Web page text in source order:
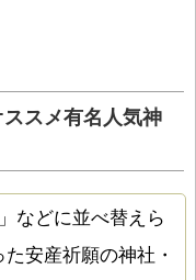
スメ有名人気神
などに並べ替えら
安産祈願の神社・